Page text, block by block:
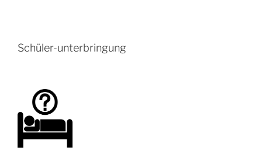
Schüler-unterbringung